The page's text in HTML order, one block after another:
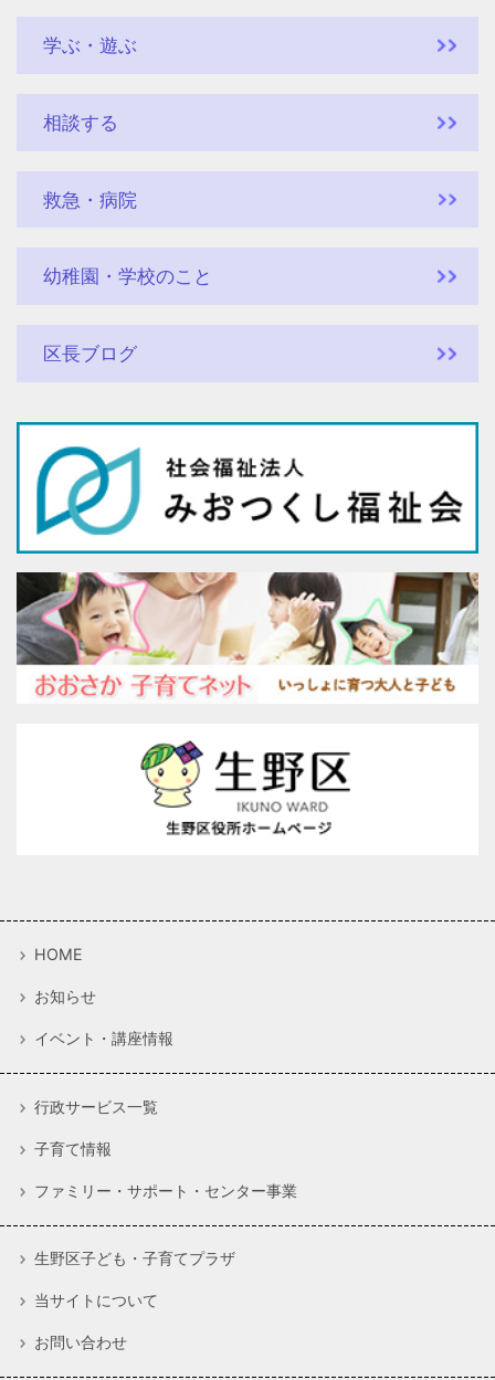
学ぶ・遊ぶ
相談する
救急・病院
幼稚園・学校のこと
区長ブログ
HOME
お知らせ
イベント・講座情報
行政サービス一覧
子育て情報
ファミリー・サポート・センター事業
生野区子ども・子育てプラザ
当サイトについて
お問い合わせ